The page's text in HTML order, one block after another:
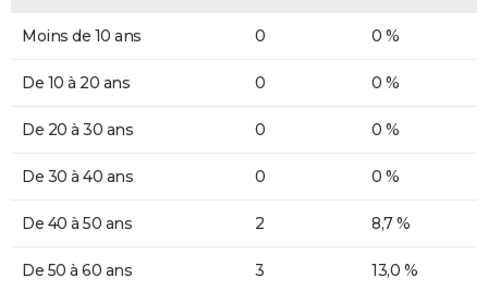
Moins de 10 ans 0 0 %
De 10 à 20 ans 0 0 %
De 20 à 30 ans 0 0 %
De 30 à 40 ans 0 0 %
De 40 à 50 ans 2 8,7 %
De 50 à 60 ans 3 13,0 %